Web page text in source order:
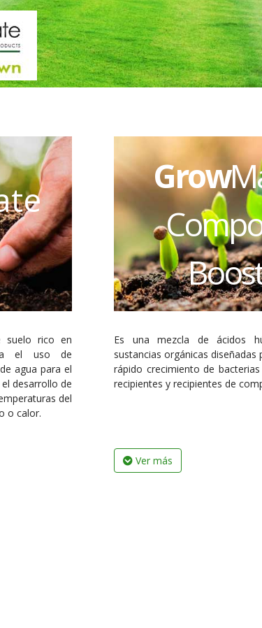
suelo rico en
el uso de
agua para el
desarrollo de
del
o calor.
Grow
Es una mezcla de ácidos
sustancias orgánicas diseñadas
rápido crecimiento de
recipientes y recipientes de
Ver más